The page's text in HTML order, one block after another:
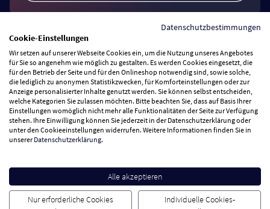
Vertrag widerrufen
Zahlungsarten
Wir versenden mit
Besuchen Sie uns
Datenschutzbestimmungen
Cookie-Einstellungen
Wir setzen auf unserer Webseite Cookies ein, um die Nutzung unseres Angebotes
für Sie so angenehm wie möglich zu gestalten. Es werden Cookies eingesetzt, die
für den Betrieb der Seite und für den Onlineshop notwendig sind, sowie solche,
die lediglich zu anonymen Statistikzwecken, für Komforteinstellungen oder zur
Anzeige personalisierter Inhalte genutzt werden. Sie können selbst entscheiden,
welche Kategorien Sie zulassen möchten. Bitte beachten Sie, dass auf Basis Ihrer
Einstellungen womöglich nicht mehr alle Funktionalitäten der Seite zur Verfügung
stehen. Ihre Einwilligung können Sie jederzeit in der Datenschutzerklärung oder
unter den Cookieeinstellungen widerrufen. Weitere Informationen finden Sie in
unsererDatenschutzerklärung.
Alle akzeptieren
Nur erforderliche Cookies
Individuelle Cookies-